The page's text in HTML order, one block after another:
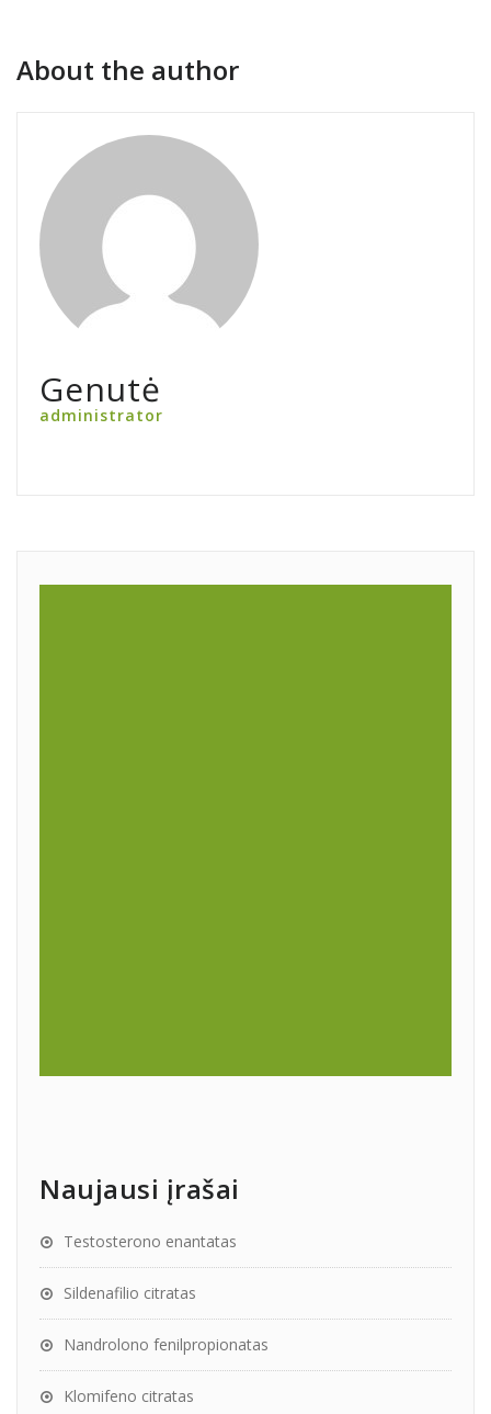
About the author
Genutė
administrator
Naujausi įrašai
Testosterono enantatas
Sildenafilio citratas
Nandrolono fenilpropionatas
Klomifeno citratas